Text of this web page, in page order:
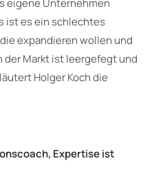
ist es ein schlechtes
expandieren wollen und
Markt ist leergefegt und
Holger Koch die
Expertise ist